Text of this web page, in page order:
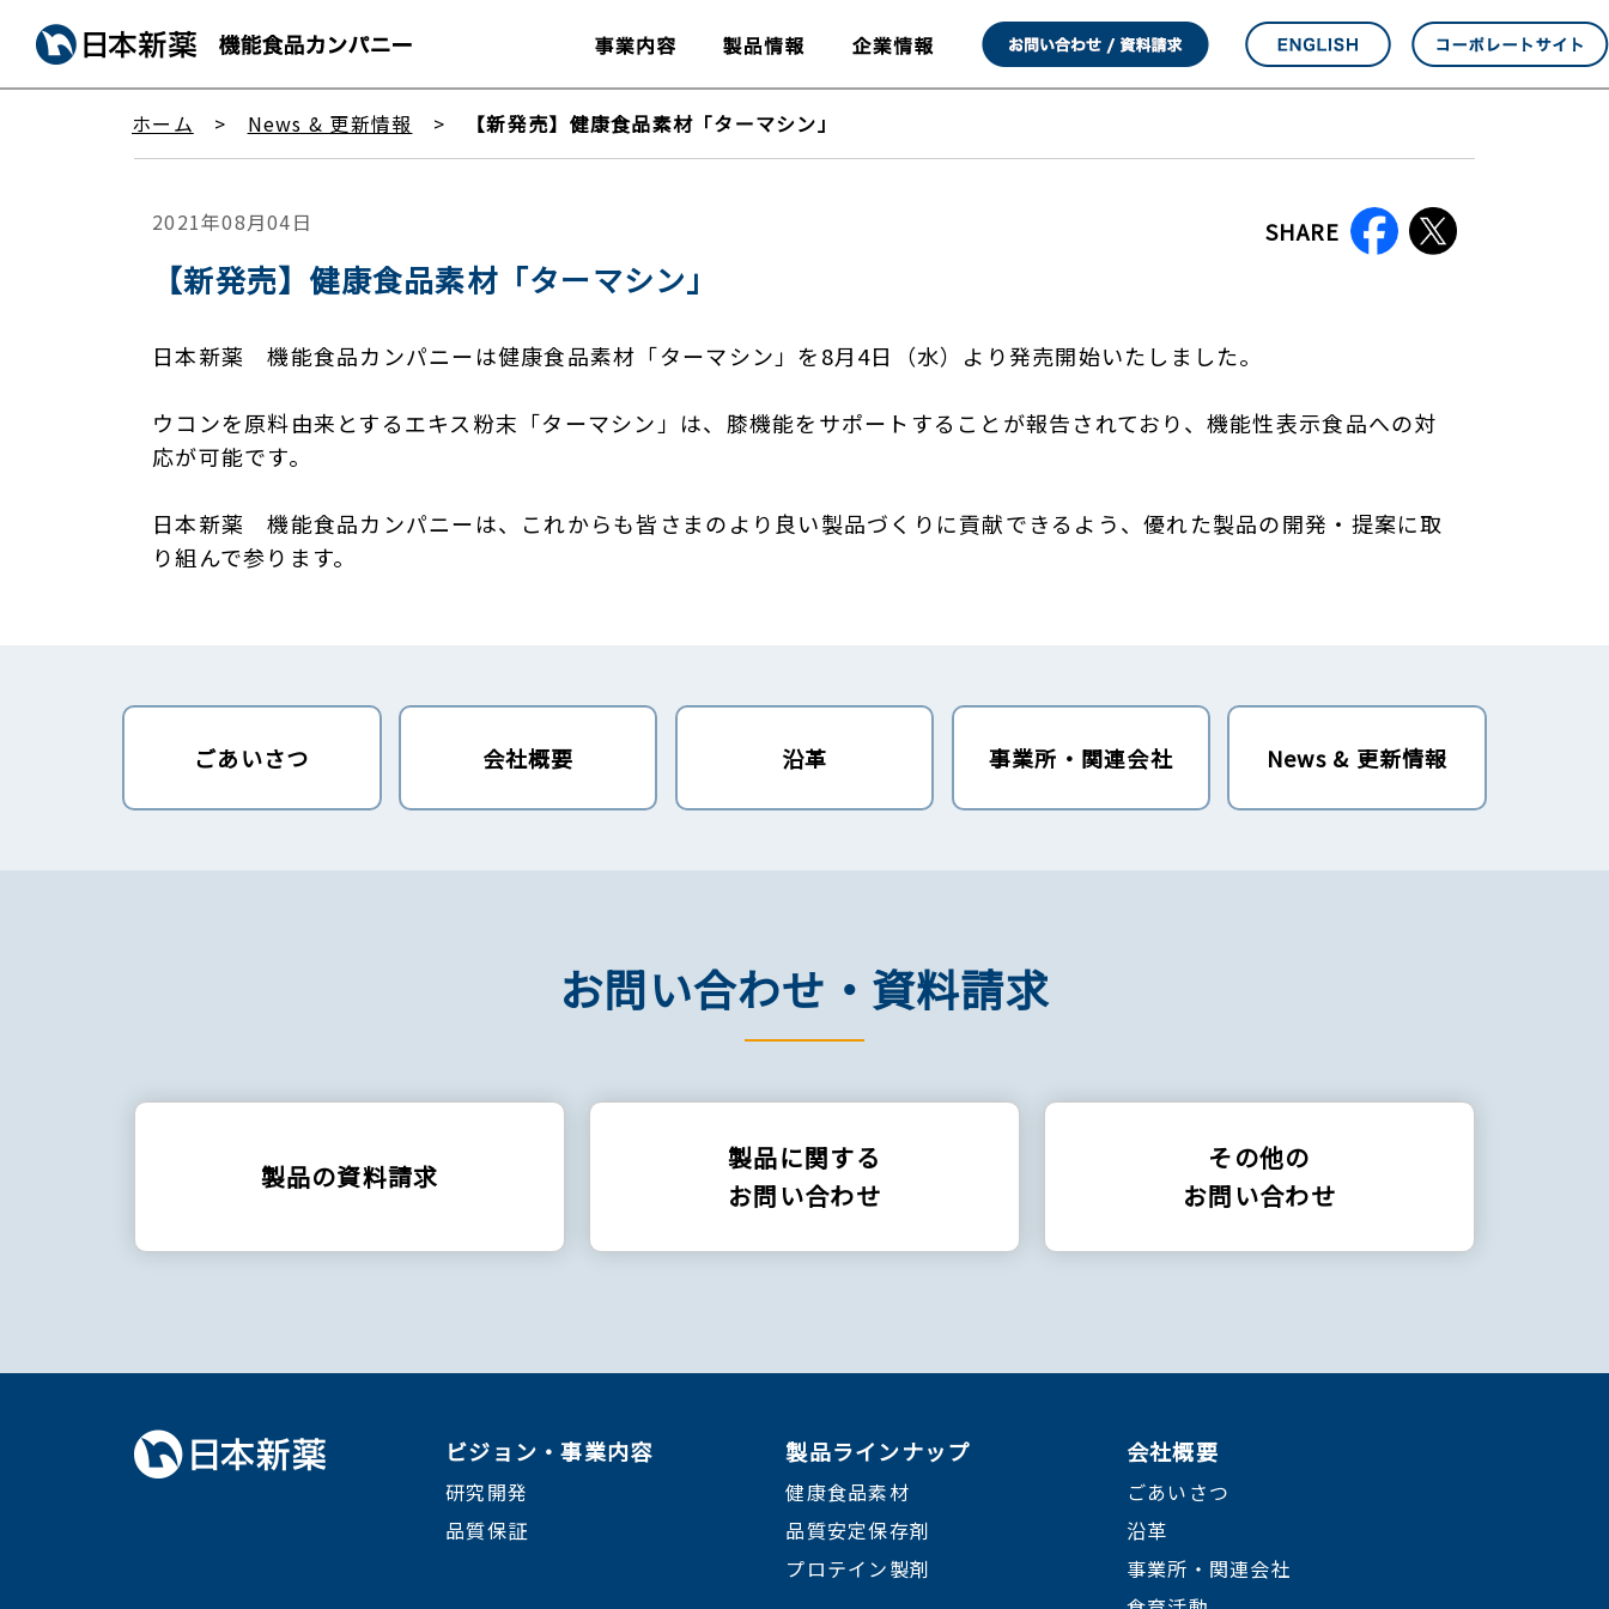
ホーム News & 更新情報 【新発売】健康食品素材「ターマシン」
2021年08月04日 SHARE
【新発売】健康食品素材「ターマシン」
日本新薬 機能食品カンパニーは健康食品素材「ターマシン」を8月4日（水）より発売開始いたしました。
ウコンを原料由来とするエキス粉末「ターマシン」は、膝機能をサポートすることが報告されており、機能性表示食品への対
応が可能です。
日本新薬 機能食品カンパニーは、これからも皆さまのより良い製品づくりに貢献できるよう、優れた製品の開発・提案に取
り組んで参ります。
ごあいさつ 会社概要 沿革 事業所・関連会社 News & 更新情報
お問い合わせ・資料請求
製品の資料請求
製品に関する
お問い合わせ
その他の
お問い合わせ
ビジョン・事業内容
研究開発
品質保証
製品ラインナップ
健康食品素材
品質安定保存剤
プロテイン製剤
会社概要
ごあいさつ
沿革
事業所・関連会社